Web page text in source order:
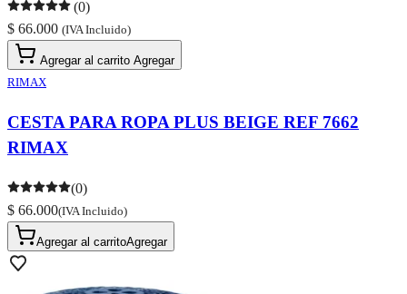
(0)
$ 66.000 (IVA Incluido)
Agregar al carrito Agregar
RIMAX
CESTA PARA ROPA PLUS BEIGE REF 7662
RIMAX
(0)
$ 66.000(IVA Incluido)
Agregar al carritoAgregar